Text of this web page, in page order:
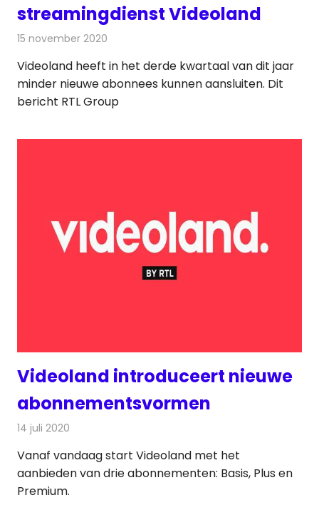
streamingdienst Videoland
15 november 2020
Videoland heeft in het derde kwartaal van dit jaar
minder nieuwe abonnees kunnen aansluiten. Dit
bericht RTL Group
Videoland introduceert nieuwe
abonnementsvormen
14 juli 2020
Vanaf vandaag start Videoland met het
aanbieden van drie abonnementen: Basis, Plus en
Premium.